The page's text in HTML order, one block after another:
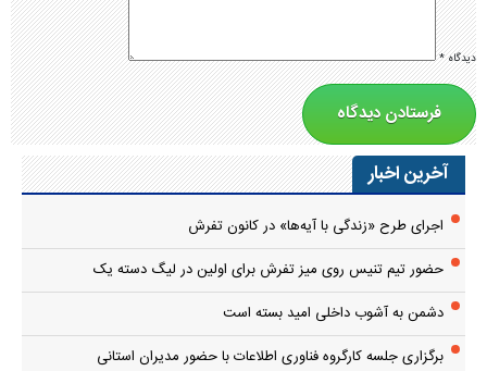
دیدگاه*
آخرین اخبار
اجرای طرح «زندگی با آیه‌ها» در کانون تفرش
حضور تیم تنیس روی میز تفرش برای اولین در لیگ دسته یک
دشمن به آشوب داخلی امید بسته است
برگزاری جلسه کارگروه فناوری اطلاعات با حضور مدیران استانی